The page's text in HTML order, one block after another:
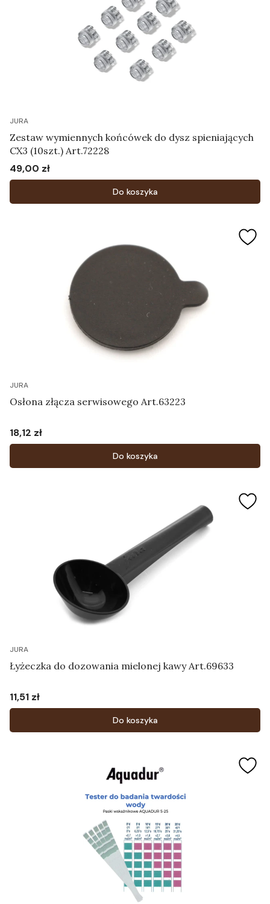
JURA
Zestaw wymiennych końcówek do dysz spieniających
CX3 (10szt.) Art.72228
Cena
49,00 zł
Do koszyka
JURA
Osłona złącza serwisowego Art.63223
Cena
18,12 zł
Do koszyka
JURA
Łyżeczka do dozowania mielonej kawy Art.69633
Cena
11,51 zł
Do koszyka